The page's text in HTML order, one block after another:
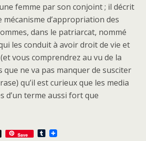
femme par son conjoint ; il décrit
d’appropriation des
dans le patriarcat, nommé
les conduit à avoir droit de vie et
vous comprendrez au vu de la
que ne va pas manquer de susciter
qu’il est curieux que les media
d’un terme aussi fort que
Save T